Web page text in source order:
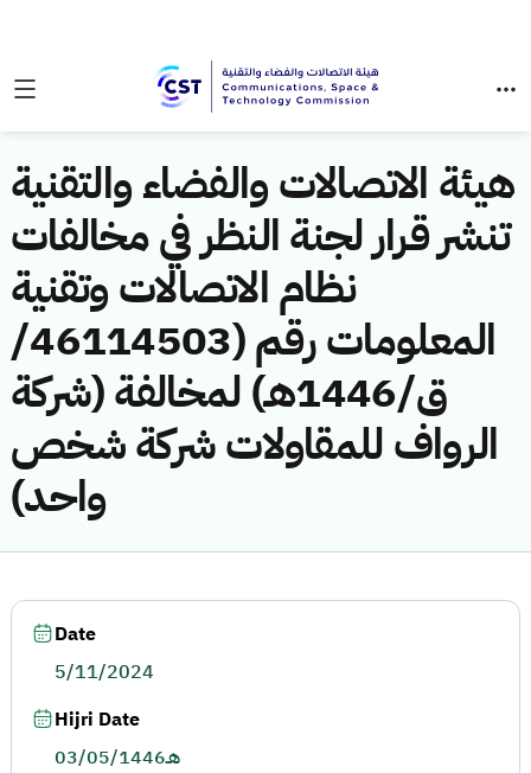
هيئة الاتصالات والفضاء والتقنية
تنشر قرار لجنة النظر في مخالفات
نظام الاتصالات وتقنية
المعلومات رقم (46114503/
ق/1446هـ) لمخالفة (شركة
الرواف للمقاولات شركة شخص
واحد)
Date
5/11/2024
Hijri Date
03/05/1446هـ